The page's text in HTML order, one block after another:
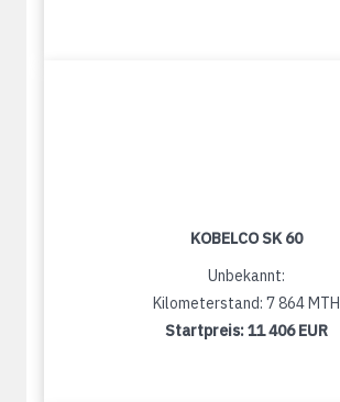
KOBELCO SK 60
Unbekannt:
Kilometerstand: 7 864 MTH
Startpreis:11 406 EUR